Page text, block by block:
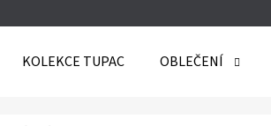
KOLEKCE TUPAC OBLEČENÍ